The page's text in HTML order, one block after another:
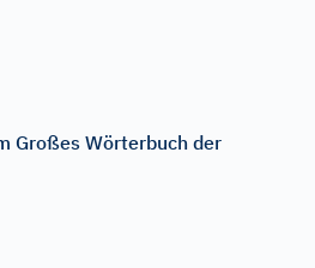
Großes Wörterbuch der